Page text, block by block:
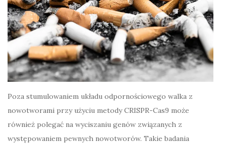
Poza stumulowaniem układu odpornościowego walka z
nowotworami przy użyciu metody CRISPR-Cas9 może
również polegać na wyciszaniu genów związanych z
występowaniem pewnych nowotworów. Takie badania